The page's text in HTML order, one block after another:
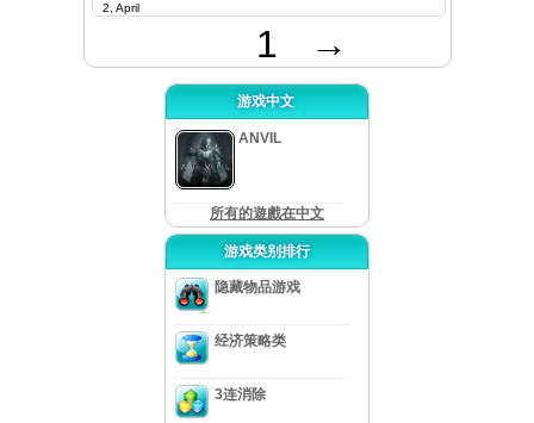
2, April
1 →
游戏中文
ANVIL
所有的遊戲在中文
游戏类别排行
隐藏物品游戏
经济策略类
3连消除